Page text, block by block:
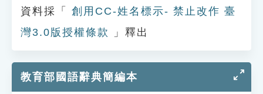
資料採「
創用CC-姓名標示- 禁止改作 臺
灣3.0版授權條款
」釋出
教育部國語辭典簡編本